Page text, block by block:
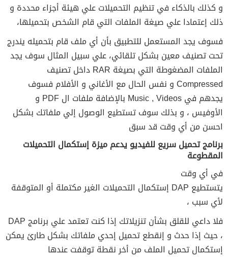
و كذلك بالذكاء في تنظيم التحميلات علي هيئة أجزاء محددة و
ذلك إعتمادا علي صيغة الملفات التي قام الشخص بتحميلها،
فسوف يجد المستعمل للتطبيق بأن أي ملف قام بتحميله يندرج
تحت تصنيف معين بشكل تلقائي، علي سبيل المثال سوف يجد
الملفات المضغوطة التي بصيغة RAR داخل تصنيف
Compressed و نفس الحال مع الأغاني و الأفلام فسوف
يجدهم في Music , Videos بالإضافة ملفات ال PDF و
الأوفيس ، و بذلك سوف تستطيع الوصول إلي ملفاتك بشكل
احسن من أي وقت قد سبق
برنامج تحميل سريع للفيديو يدعم ميزة إستكمال التحميلات
المقطوعة
في أي وقت
يتستطيع DAP إستكمال التحميلات الغير مكتملة أو المتوقفة
لأي سبب ،
فلا داعي للقلق بشأن تنزيلاتك إذا كنت تعتمد علي برنامج DAP
، حيث إذا حدث و إنقطع تحميل إحدي ملفاتك بشكل طارئ يمكن
إستكمال تحميل الملف من أخر نقطة توقفت عندها